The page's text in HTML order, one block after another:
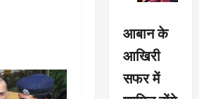
आबान के
आखिरी
सफर में